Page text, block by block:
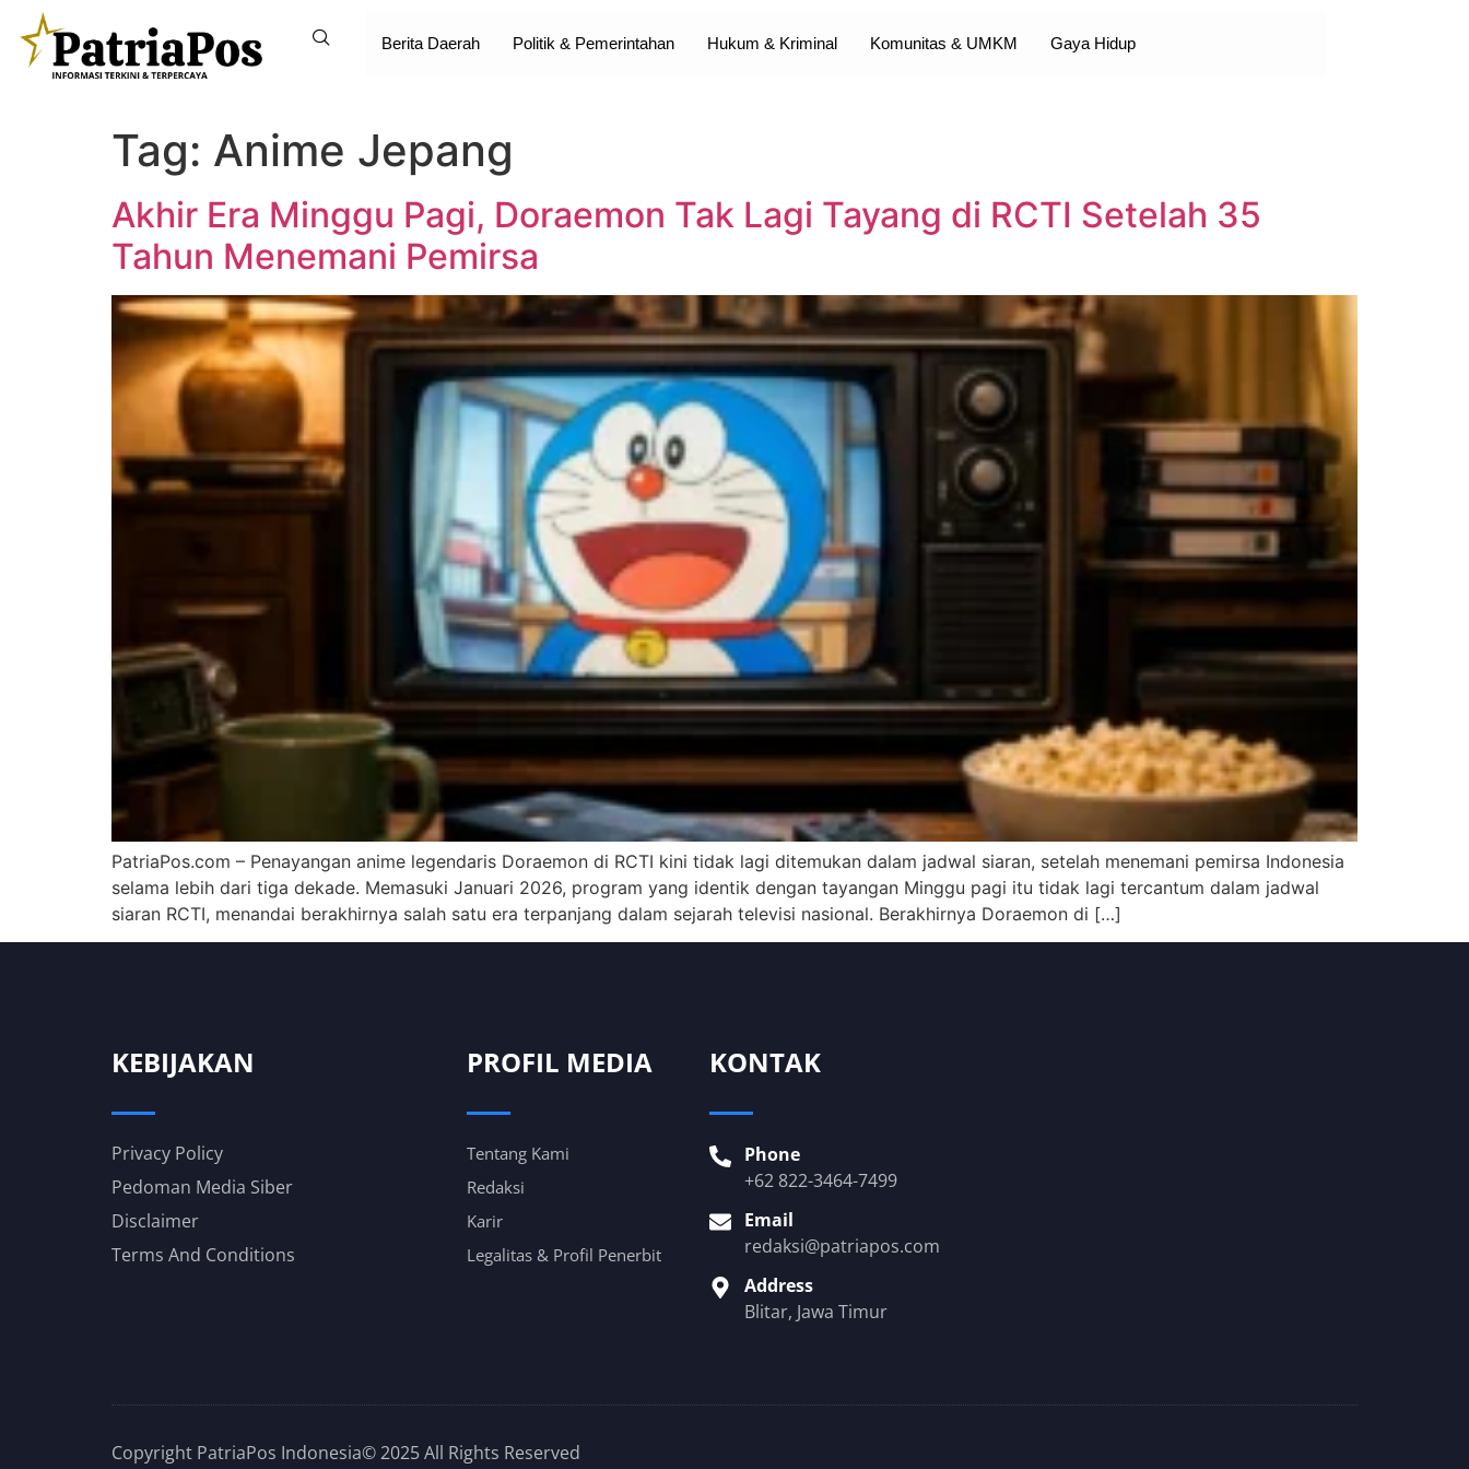
Berita Daerah Politik & Pemerintahan Hukum & Kriminal Komunitas & UMKM Gaya Hidup
Tag: Anime Jepang
Akhir Era Minggu Pagi, Doraemon Tak Lagi Tayang di RCTI Setelah 35
Tahun Menemani Pemirsa
PatriaPos.com – Penayangan anime legendaris Doraemon di RCTI kini tidak lagi ditemukan dalam jadwal siaran, setelah menemani pemirsa Indonesia
selama lebih dari tiga dekade. Memasuki Januari 2026, program yang identik dengan tayangan Minggu pagi itu tidak lagi tercantum dalam jadwal
siaran RCTI, menandai berakhirnya salah satu era terpanjang dalam sejarah televisi nasional. Berakhirnya Doraemon di […]
KEBIJAKAN
Privacy Policy
Pedoman Media Siber
Disclaimer
Terms And Conditions
PROFIL MEDIA
Tentang Kami
Redaksi
Karir
Legalitas & Profil Penerbit
KONTAK
Phone
+62 822-3464-7499
Email
redaksi@patriapos.com
Address
Blitar, Jawa Timur
Copyright PatriaPos Indonesia© 2025 All Rights Reserved